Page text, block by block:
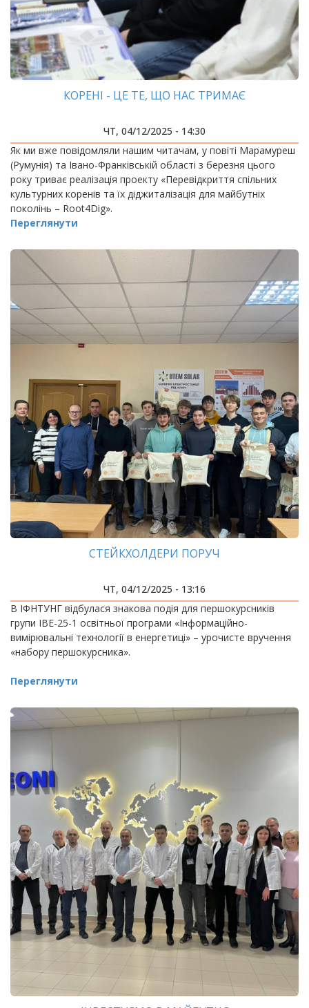
КОРЕНІ - ЦЕ ТЕ, ЩО НАС ТРИМАЄ
ЧТ, 04/12/2025 - 14:30
Як ми вже повідомляли нашим читачам, у повіті Марамуреш
(Румунія) та Івано-Франківській області з березня цього
року триває реалізація проекту «Перевідкриття спільних
культурних коренів та їх діджиталізація для майбутніх
поколінь – Root4Dig».
Переглянути
СТЕЙКХОЛДЕРИ ПОРУЧ
ЧТ, 04/12/2025 - 13:16
В ІФНТУНГ відбулася знакова подія для першокурсників
групи ІВЕ-25-1 освітньої програми «Інформаційно-
вимірювальні технології в енергетиці» – урочисте вручення
«набору першокурсника».
Переглянути